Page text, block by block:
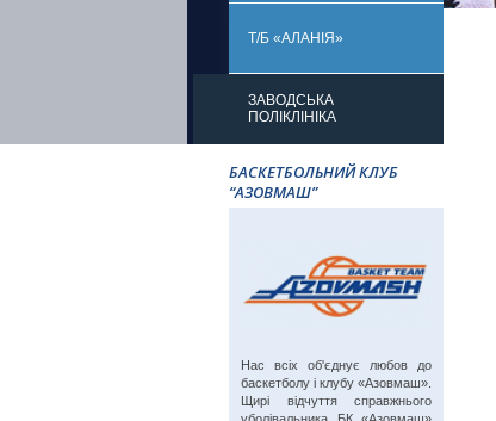
Т/Б «АЛАНІЯ»
ЗАВОДСЬКА
ПОЛІКЛІНІКА
БАСКЕТБОЛЬНИЙ КЛУБ
“АЗОВМАШ”
Нас всіх об'єднує любов до
баскетболу і клубу «Азовмаш».
Щирі відчуття справжнього